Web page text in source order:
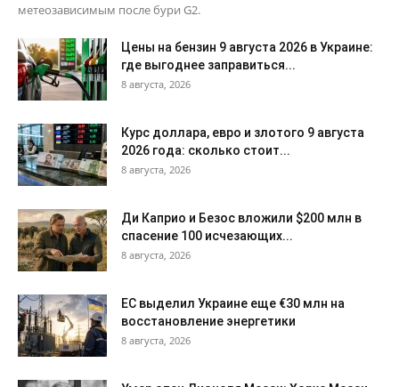
метеозависимым после бури G2.
Цены на бензин 9 августа 2026 в Украине:
где выгоднее заправиться...
8 августа, 2026
Курс доллара, евро и злотого 9 августа
2026 года: сколько стоит...
8 августа, 2026
Ди Каприо и Безос вложили $200 млн в
спасение 100 исчезающих...
8 августа, 2026
ЕС выделил Украине еще €30 млн на
восстановление энергетики
8 августа, 2026